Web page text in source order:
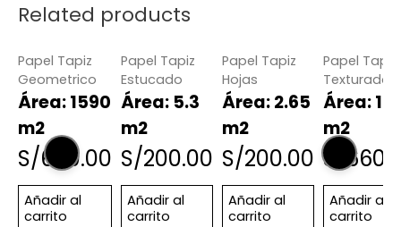
Related products
Papel Tapiz
Geometrico
Área: 1590
m2
S/660.00
Añadir al
carrito
Papel Tapiz
Estucado
Área: 5.3
m2
S/200.00
Añadir al
carrito
Papel Tapiz
Hojas
Área: 2.65
m2
S/200.00
Añadir al
carrito
Papel Tapiz
Texturado
Área:
m2
S/
Añadir al
carrito